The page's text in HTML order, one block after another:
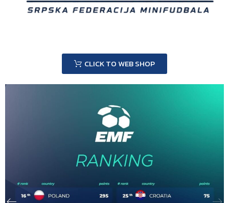
CLICK TO WEB SHOP